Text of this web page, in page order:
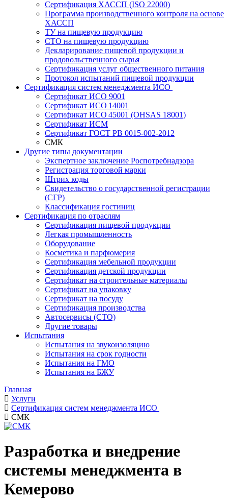
Сертификация ХАССП (ISO 22000)
Программа производственного контроля на основе
ХАССП
ТУ на пищевую продукцию
СТО на пищевую продукцию
Декларирование пищевой продукции и
продовольственного сырья
Сертификация услуг общественного питания
Протокол испытаний пищевой продукции
Сертификация систем менеджмента ИСО
Сертификат ИСО 9001
Сертификат ИСО 14001
Сертификат ИСО 45001 (OHSAS 18001)
Сертификат ИСМ
Сертификат ГОСТ РВ 0015-002-2012
СМК
Другие типы документации
Экспертное заключение Роспотребнадзора
Регистрация торговой марки
Штрих коды
Свидетельство о государственной регистрации
(СГР)
Классификация гостиниц
Сертификация по отраслям
Сертификация пищевой продукции
Легкая промышленность
Оборудование
Косметика и парфюмерия
Сертификация мебельной продукции
Сертификация детской продукции
Сертификат на строительные материалы
Сертификат на упаковку
Сертификат на посуду
Сертификация производства
Автосервисы (СТО)
Другие товары
Испытания
Испытания на звукоизоляцию
Испытания на срок годности
Испытания на ГМО
Испытания на БЖУ
Главная
Услуги
Сертификация систем менеджмента ИСО
СМК
Разработка и внедрение
системы менеджмента в
Кемерово